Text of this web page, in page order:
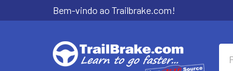
Bem-vindo ao Trailbrake.com!